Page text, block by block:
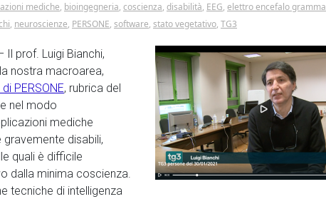
mediche, bioingegneria, coscienza, disabilità, EEG, elettro encefalo gramma
, neuroscienze, PERSONE, software, stato vegetativo, TG3
Il prof. Luigi Bianchi,
nostra macroarea,
PERSONE, rubrica del
nel modo
mediche
gravemente disabili,
quali è difficile
dalla minima coscienza.
tecniche di intelligenza